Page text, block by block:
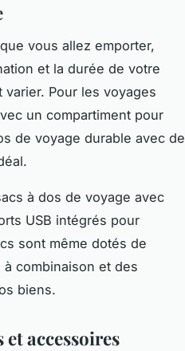
vous allez emporter,
et la durée de votre
Pour les voyages
un compartiment pour
de voyage durable avec de
à dos de voyage avec
USB intégrés pour
sont même dotés de
combinaison et des
biens.
et accessoires